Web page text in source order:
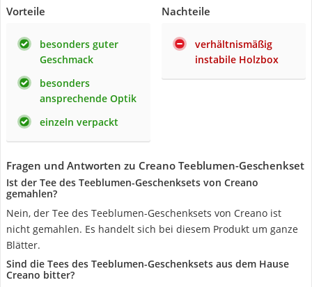
Vorteile
besonders guter
Geschmack
besonders
ansprechende Optik
einzeln verpackt
Nachteile
verhältnismäßig
instabile Holzbox
Fragen und Antworten zu Creano Teeblumen-Geschenkset
Ist der Tee des Teeblumen-Geschenksets von Creano
gemahlen?
Nein, der Tee des Teeblumen-Geschenksets von Creano ist
nicht gemahlen. Es handelt sich bei diesem Produkt um ganze
Blätter.
Sind die Tees des Teeblumen-Geschenksets aus dem Hause
Creano bitter?